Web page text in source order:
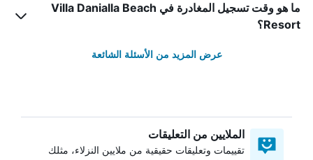
ما هو وقت تسجيل المغادرة في Villa Danialla Beach
Resort؟
عرض المزيد من الأسئلة الشائعة
الملايين من التعليقات
تقييمات وتعليقات حقيقية من ملايين النزلاء، مثلك